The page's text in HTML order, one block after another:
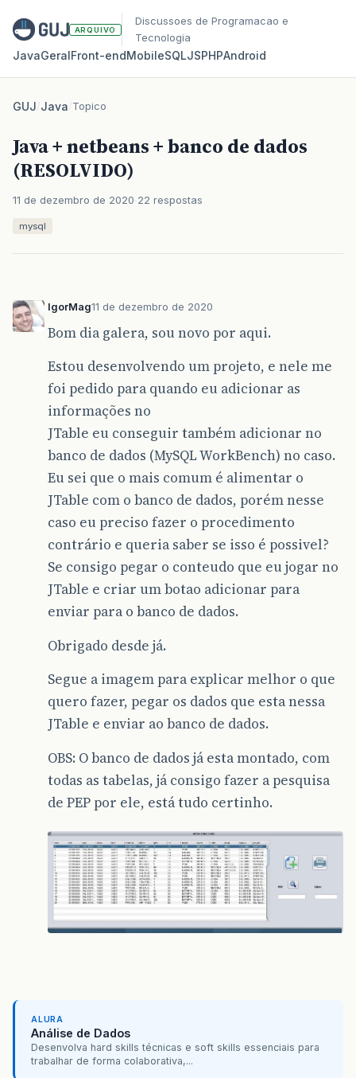
ARQUIVO
Discussoes de Programacao e
Tecnologia
JavaGeralFront‑endMobileSQLJSPHPAndroid
GUJ/Java/Topico
Java + netbeans + banco de dados
(RESOLVIDO)
11 de dezembro de 2020 22 respostas
mysql
IgorMag11 de dezembro de 2020
Bom dia galera, sou novo por aqui.
Estou desenvolvendo um projeto, e nele me
foi pedido para quando eu adicionar as
informações no
JTable eu conseguir também adicionar no
banco de dados (MySQL WorkBench) no caso.
Eu sei que o mais comum é alimentar o
JTable com o banco de dados, porém nesse
caso eu preciso fazer o procedimento
contrário e queria saber se isso é possivel?
Se consigo pegar o conteudo que eu jogar no
JTable e criar um botao adicionar para
enviar para o banco de dados.
Obrigado desde já.
Segue a imagem para explicar melhor o que
quero fazer, pegar os dados que esta nessa
JTable e enviar ao banco de dados.
OBS: O banco de dados já esta montado, com
todas as tabelas, já consigo fazer a pesquisa
de PEP por ele, está tudo certinho.
ALURA
Análise de Dados
Desenvolva hard skills técnicas e soft skills essenciais para
trabalhar de forma colaborativa,...